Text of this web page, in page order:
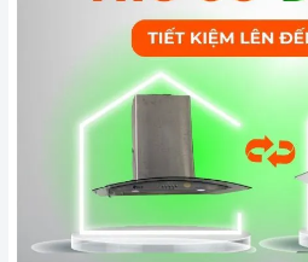
Tầm 2 tháng bạn nên vệ sinh
máy 12 tháng 1 lần cũng là cách
3. Tại sao nên chọn mua sản
Cam kết hàng chính hãng:
phẩm chính hãng 100%, có
rõ ràng.
Chế độ hỗ trợ bảo hành linh
lắp đặt, chế độ bảo hành chính